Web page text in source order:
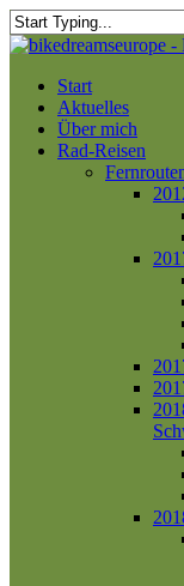
Skip
to
content
Close
Menu
Start
Aktuelles
Über mich
Rad-Reisen